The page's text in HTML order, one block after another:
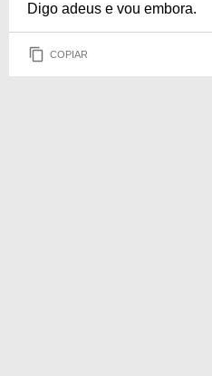
Digo adeus e vou embora.
COPIAR